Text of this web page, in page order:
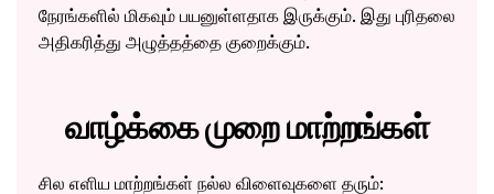
நேரங்களில் மிகவும் பயனுள்ளதாக இருக்கும். இது புரிதலை
அதிகரித்து அழுத்தத்தை குறைக்கும்.
வாழ்க்கை முறை மாற்றங்கள்
சில எளிய மாற்றங்கள் நல்ல விளைவுகளை தரும்: